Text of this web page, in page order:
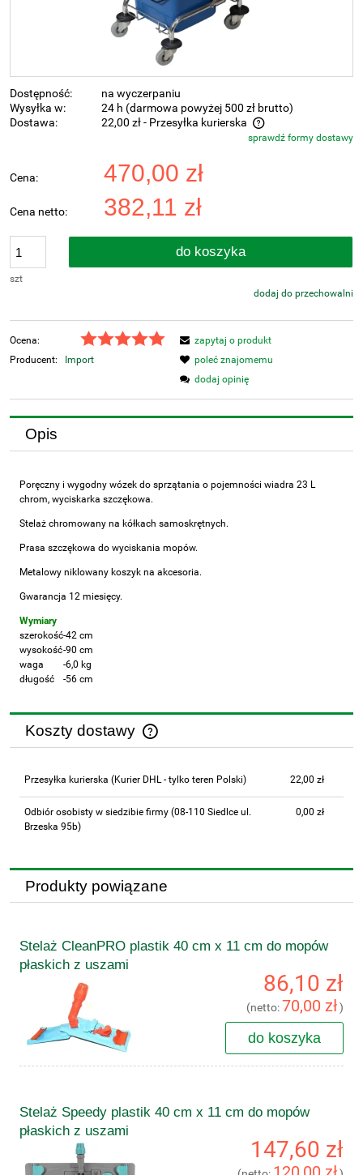
Dostępność:
na wyczerpaniu
Wysyłka w:
24 h (darmowa powyżej 500 zł brutto)
Dostawa:
22,00 zł- Przesyłka kurierska
Cena nie zawiera ewentualnych kosztów płatnościsprawdź formy dostawy
Cena: 470,00 zł
Cena netto: 382,11 zł
szt
do koszyka
dodaj do przechowalni
Ocena:
Producent:
Import
zapytaj o produkt
poleć znajomemu
dodaj opinię
Opis
Poręczny i wygodny wózek do sprzątania o pojemności wiadra 23 L
chrom, wyciskarka szczękowa.
Stelaż chromowany na kółkach samoskrętnych.
Prasa szczękowa do wyciskania mopów.
Metalowy niklowany koszyk na akcesoria.
Gwarancja 12 miesięcy.
Wymiary
szerokość-42 cm
wysokość-90 cm
waga
-6,0 kg
długość
-56 cm
Koszty dostawy
Cena nie zawiera ewentualnych kosztów płatności
Przesyłka kurierska (Kurier DHL - tylko teren Polski) 22,00 zł
Odbiór osobisty w siedzibie firmy (08-110 Siedlce ul.
Brzeska 95b)
0,00 zł
Produkty powiązane
Stelaż CleanPRO plastik 40 cm x 11 cm do mopów
płaskich z uszami
86,10 zł
(netto:70,00 zł)
do koszyka
Stelaż Speedy plastik 40 cm x 11 cm do mopów
płaskich z uszami
147,60 zł